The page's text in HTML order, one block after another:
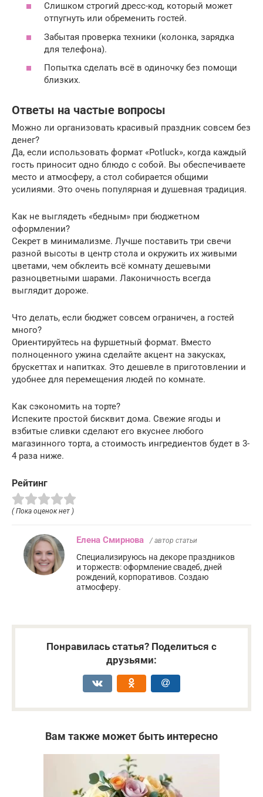
Слишком строгий дресс-код, который может
отпугнуть или обременить гостей.
Забытая проверка техники (колонка, зарядка
для телефона).
Попытка сделать всё в одиночку без помощи
близких.
Ответы на частые вопросы
Можно ли организовать красивый праздник совсем без
денег?
Да, если использовать формат «Potluck», когда каждый
гость приносит одно блюдо с собой. Вы обеспечиваете
место и атмосферу, а стол собирается общими
усилиями. Это очень популярная и душевная традиция.
Как не выглядеть «бедным» при бюджетном
оформлении?
Секрет в минимализме. Лучше поставить три свечи
разной высоты в центр стола и окружить их живыми
цветами, чем обклеить всё комнату дешевыми
разноцветными шарами. Лаконичность всегда
выглядит дороже.
Что делать, если бюджет совсем ограничен, а гостей
много?
Ориентируйтесь на фуршетный формат. Вместо
полноценного ужина сделайте акцент на закусках,
брускеттах и напитках. Это дешевле в приготовлении и
удобнее для перемещения людей по комнате.
Как сэкономить на торте?
Испеките простой бисквит дома. Свежие ягоды и
взбитые сливки сделают его вкуснее любого
магазинного торта, а стоимость ингредиентов будет в 3-
4 раза ниже.
Рейтинг
( Пока оценок нет )
Елена Смирнова / автор статьи
Специализируюсь на декоре праздников
и торжеств: оформление свадеб, дней
рождений, корпоративов. Создаю
атмосферу.
Понравилась статья? Поделиться с
друзьями:
Вам также может быть интересно